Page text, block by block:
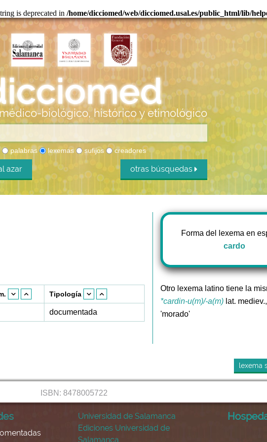
is deprecated in /home/dicciomed/web/dicciomed.usal.es/public_html/lib/
médico-biológico, histórico y etimológico
palabras lexemas sufijos creadores
azar otras búsquedas
Tipología
documentada
Forma del lexema en
cardo
Otro lexema latino tiene la
*cardin-u(m)/-a(m)lat.
'morado'
lexema
ISBN: 8478005722
Universidad de Salamanca
Ediciones Universidad de
Salamanca